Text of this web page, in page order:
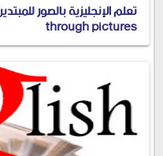
through pictures